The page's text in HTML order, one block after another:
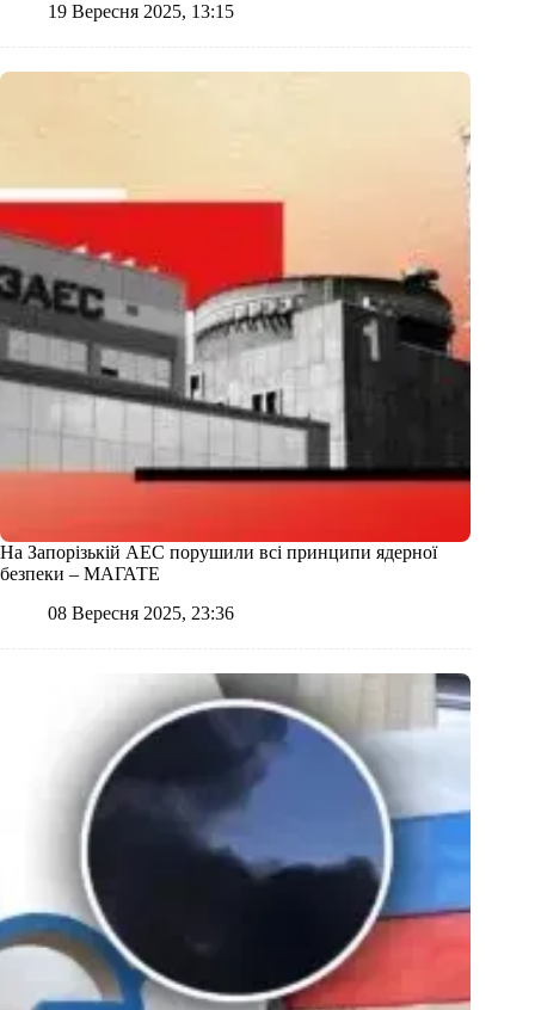
19 Вересня 2025, 13:15
На Запорізькій АЕС порушили всі принципи ядерної
безпеки – МАГАТЕ
08 Вересня 2025, 23:36